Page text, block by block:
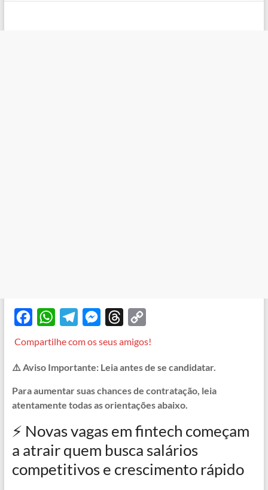
e
b
o
o
W
t
s
A
e
g
r
M
s
e
n
e
a
d
y
L
i
Compartilhe com os seus amigos!
⚠️ Aviso Importante: Leia antes de se candidatar.
Para aumentar suas chances de contratação, leia
atentamente todas as orientações abaixo.
⚡ Novas vagas em fintech começam
a atrair quem busca salários
competitivos e crescimento rápido